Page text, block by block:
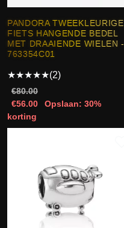
PANDORA TWEEKLEURIGE
FIETS HANGENDE BEDEL
MET DRAAIENDE WIELEN -
763354C01
★★★★★(2)
€80.00
€56.00
Opslaan: 30%
korting